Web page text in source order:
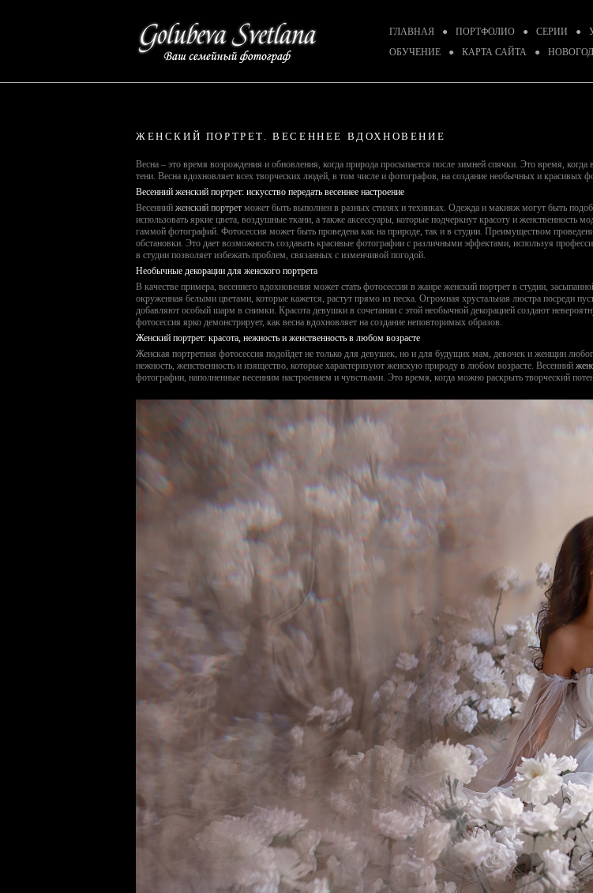
ГЛАВНАЯ ● ПОРТФОЛИО ● СЕРИИ ●
ОБУЧЕНИЕ
● КАРТА САЙТА ●
ЖЕНСКИЙ ПОРТРЕТ. ВЕСЕННЕЕ ВДОХНОВЕНИЕ
Весна – это время возрождения и обновления, когда природа просыпается после зимней спячки. Это время,
тени. Весна вдохновляет всех творческих людей, в том числе и фотографов, на создание необычных и красивых
Весенний женский портрет: искусство передать весеннее настроение
Весенний женский портрет может быть выполнен в разных стилях и техниках. Одежда и макияж могут быть
использовать яркие цвета, воздушные ткани, а также аксессуары, которые подчеркнут красоту и женственность
гаммой фотографий. Фотосессия может быть проведена как на природе, так и в студии. Преимуществом
обстановки. Это дает возможность создавать красивые фотографии с различными эффектами, используя
в студии позволяет избежать проблем, связанных с изменчивой погодой.
Необычные декорации для женского портрета
В качестве примера, весеннего вдохновения может стать фотосессия в жанре женский портрет в студии,
окруженная белыми цветами, которые кажется, растут прямо из песка. Огромная хрустальная люстра посреди
добавляют особый шарм в снимки. Красота девушки в сочетании с этой необычной декорацией создают
фотосессия ярко демонстрирует, как весна вдохновляет на создание неповторимых образов.
Женский портрет: красота, нежность и женственность в любом возрасте
Женская портретная фотосессия подойдет не только для девушек, но и для будущих мам, девочек и женщин любого
нежность, женственность и изящество, которые характеризуют женскую природу в любом возрасте. Весенний
фотографии, наполненные весенним настроением и чувствами. Это время, когда можно раскрыть творческий